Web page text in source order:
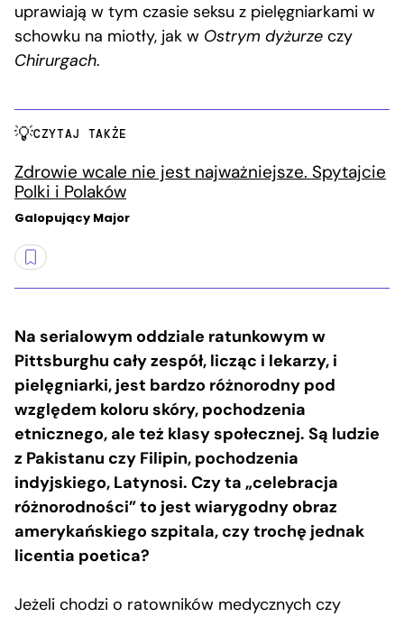
uprawiają w tym czasie seksu z pielęgniarkami w
schowku na miotły, jak w Ostrym dyżurze czy
Chirurgach.
CZYTAJ TAKŻE
Zdrowie wcale nie jest najważniejsze. Spytajcie
Polki i Polaków
Galopujący Major
Na serialowym oddziale ratunkowym w
Pittsburghu cały zespół, licząc i lekarzy, i
pielęgniarki, jest bardzo różnorodny pod
względem koloru skóry, pochodzenia
etnicznego, ale też klasy społecznej. Są ludzie
z Pakistanu czy Filipin, pochodzenia
indyjskiego, Latynosi. Czy ta „celebracja
różnorodności” to jest wiarygodny obraz
amerykańskiego szpitala, czy trochę jednak
licentia poetica?
Jeżeli chodzi o ratowników medycznych czy